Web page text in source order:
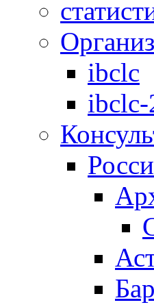
ibclc
ibclc-